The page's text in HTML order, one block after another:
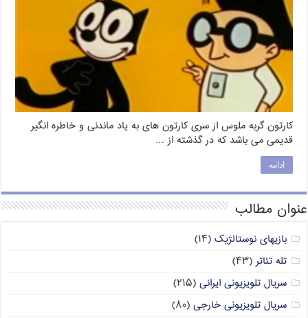
کارتون گربه ملوس از سری کارتون های به یاد ماندنی و خاطره انگیر
قدیمی می باشد که در گذشته از …
ادامه
عنوان مطالب
بازیهای نوستالژیک (۱۴)
تله تئاتر(۴۳)
سریال تلویزیونی ایرانی (۲۱۵)
سریال تلویزیونی خارجی (۸۰)